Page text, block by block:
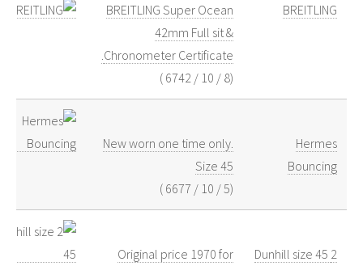
BREITLING
BREITLING Super Ocean
42mm Full sit &
Chronometer Certificate.
(
8
/
10
/
6742
)
Hermes
Bouncing
New worn one time only.
Size 45
(
5
/
10
/
6677
)
2 Dunhill size 45
Original price 1970 for